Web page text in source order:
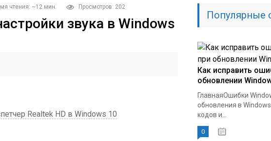
чтения: ~12 мин. Просмотров: 202
звука в Windows
Realtek HD в Windows 10
Популярные
Как исправить
обновлении
ГлавнаяОшибки
обновления в
кодов и...
0